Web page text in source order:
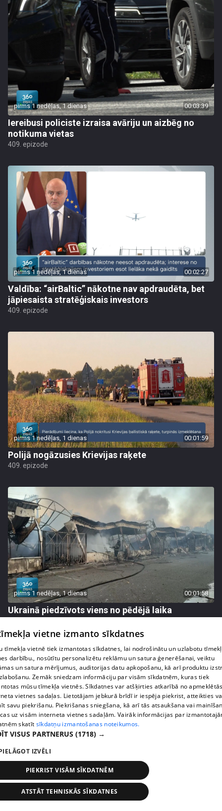
pirms 1 nedēļas, 1 dienas 00:03:39
Iereibusi policiste izraisa avāriju un aizbēg no
notikuma vietas
409. epizode
pirms 1 nedēļas, 1 dienas 00:02:27
Valdība: “airBaltic” nākotne nav apdraudēta, bet
jāpiesaista stratēģiskais investors
409. epizode
pirms 1 nedēļas, 1 dienas 00:01:59
Polijā nogāzusies Krievijas raķete
409. epizode
pirms 1 nedēļas, 1 dienas 00:01:58
Ukrainā piedzīvots viens no pēdējā laika
409. epizode
pirms 1 nedēļas, 1 dienas
Melleņu zelta drudzis: kas nosaka iepirkuma
cenu?
vietne izmanto sīkdatnes
tīmekļa vietnē tiek izmantotas sīkdatnes, lai nodrošinātu un uzlabotu
darbību., nosūtītu personalizētu reklāmu un satura ģenerēšanai, veiktu
un satura mērījumus, auditorijas datu apkopošanu, kā arī produktu
Zemāk sniedzam informāciju par visām sīkdatnēm, kuras tiek
mūsu tīmekļa vietnēs. Sīkdatnes var atšķirties atkarībā no
vietnes sadaļas. Lietotājam jebkurā brīdī ir iespēja piekrist, atteikties
savu piekrišanu. Piekrišanas sniegšana, kā arī tās atsaukšana vai
uz visām interneta vietnes sadaļām. Vairāk informācijas par
skatīt sīkdatņu izmantošanas noteikumos.
VISUS PARTNERUS (1718) →
IZVĒLI
PIEKRIST VISĀM SĪKDATNĒM
ATSTĀT TEHNISKĀS SĪKDATNES